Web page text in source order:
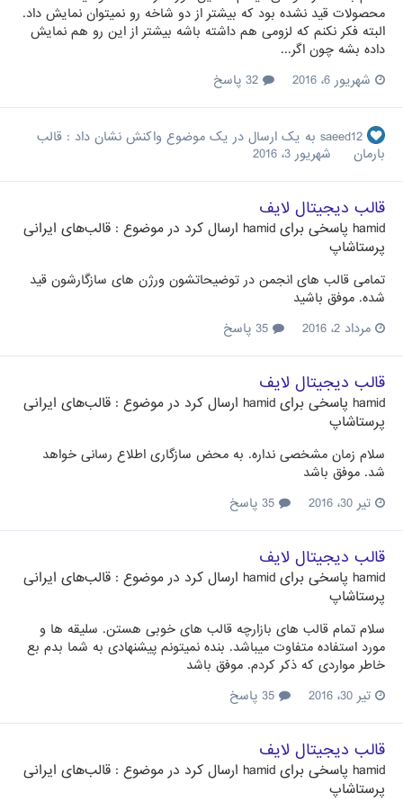
محصولات قید نشده بود که بیشتر از دو شاخه رو نمیتوان نمایش داد.
البته فکر نکنم که لزومی هم داشته باشه بیشتر از این رو هم نمایش
داده بشه چون اگر...
شهریور 6، 2016
saeed12 به یک ارسال در یک موضوع واکنش نشان داد : قالب
بارمان
شهریور 3، 2016
قالب دیجیتال لایف
hamid پاسخی برای hamid ارسال کرد در موضوع : قالب‌های ایرانی
پرستاشاپ
تمامی قالب های انجمن در توضیحاتشون ورژن های سازگارشون قید
شده. موفق باشید
مرداد 2، 2016
قالب دیجیتال لایف
hamid پاسخی برای hamid ارسال کرد در موضوع : قالب‌های ایرانی
پرستاشاپ
سلام زمان مشخصی نداره. به محض سازگاری اطلاع رسانی خواهد
شد. موفق باشد
تیر 30، 2016
قالب دیجیتال لایف
hamid پاسخی برای hamid ارسال کرد در موضوع : قالب‌های ایرانی
پرستاشاپ
سلام تمام قالب های بازارچه قالب های خوبی هستن. سلیقه ها و
مورد استفاده متفاوت میباشد. بنده نمیتونم پیشنهادی به شما بدم بع
خاطر مواردی که ذکر کردم. موفق باشد
تیر 30، 2016
قالب دیجیتال لایف
hamid پاسخی برای hamid ارسال کرد در موضوع : قالب‌های ایرانی
پرستاشاپ